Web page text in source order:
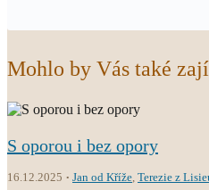
Mohlo by Vás také
S oporou i bez opory
16.12.2025 Jan od Kříže Terezie z